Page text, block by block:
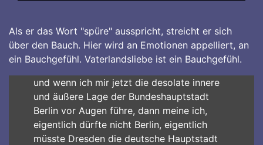
Als er das Wort "spüre" ausspricht, streicht er sich
über den Bauch. Hier wird an Emotionen appelliert, an
ein Bauchgefühl. Vaterlandsliebe ist ein Bauchgefühl.
und wenn ich mir jetzt die desolate innere
und äußere Lage der Bundeshauptstadt
Berlin vor Augen führe, dann meine ich,
eigentlich dürfte nicht Berlin, eigentlich
müsste Dresden die deutsche Hauptstadt